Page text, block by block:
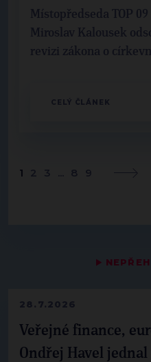
▶
28.7.2026
Veřejné finance,
Ondřej Havel
Místopředseda TOP
Miroslav Kalousek
revizi zákona o
CELÝ ČLÁNEK
1 2 3 8 9